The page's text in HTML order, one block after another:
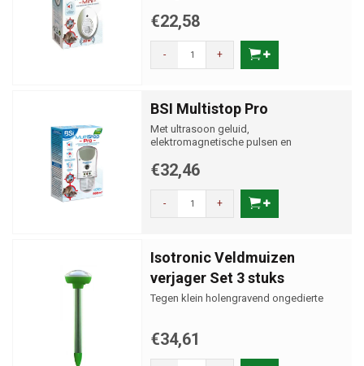
€22,58
- +
BSI Multistop Pro
Met ultrasoon geluid,
elektromagnetische pulsen en
€32,46
- +
Isotronic Veldmuizen
verjager Set 3 stuks
Tegen klein holengravend ongedierte
€34,61